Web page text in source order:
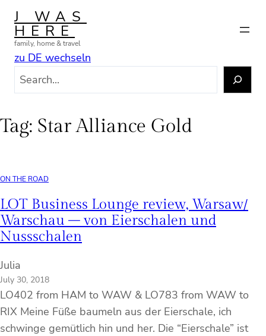
Skip
content
J WAS
HERE
family, home & travel
zu DE wechseln
c
Tag: Star Alliance Gold
ON THE ROAD
LOT Business Lounge review, Warsaw/
Warschau – von Eierschalen und
Nussschalen
Julia
July 30, 2018
LO402 from HAM to WAW & LO783 from WAW to
RIX Meine Füße baumeln aus der Eierschale, ich
schwinge gemütlich hin und her. Die “Eierschale” ist